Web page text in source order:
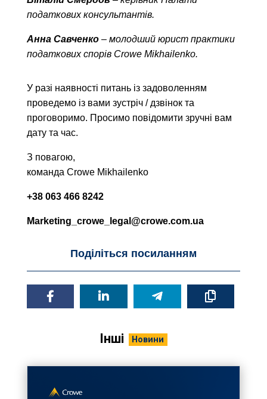
податкових консультантів.
Анна Савченко – молодший юрист практики
податкових спорів Crowe Mikhailenko.
У разі наявності питань із задоволенням
проведемо із вами зустріч / дзвінок та
проговоримо. Просимо повідомити зручні вам
дату та час.
З повагою,
команда Crowe Mikhailenko
+38 063 466 8242
Marketing_crowe_legal@crowe.com.ua
Поділіться посиланням
Інші Новини